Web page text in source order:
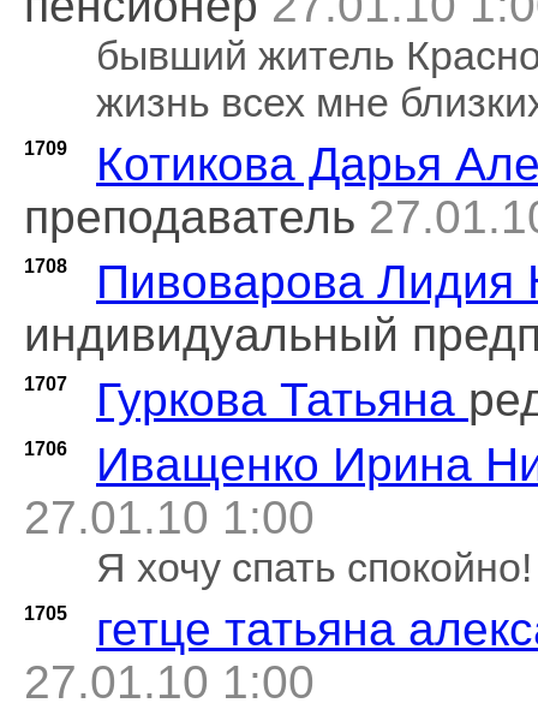
бывший житель
жизнь всех мне
1709
Котикова Дарья
преподаватель
1708
Пивоварова Лидия
индивидуальный
1707 Гуркова Татьяна
1706
Иващенко Ирина
27.01.10 1:00
Я хочу спать спокойно!
1705
гетце татьяна
27.01.10 1:00